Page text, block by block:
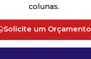
colunas.
Solicite um Orçamento